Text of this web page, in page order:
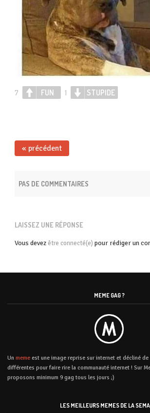
7 FUN 1 STUPIDE
« précédent
PAS DE COMMENTAIRES
LAISSEZ UNE RÉPONSE
Vous devez être connecté(e) pour rédiger un
MEME GAG ?
Un meme est une image reprise sur internet et décliné
différentes pour faire rire la communauté internet ! Sur
proposons minimum 9 gag tous les jours ;)
LES MEILLEURS MEMES DE LA